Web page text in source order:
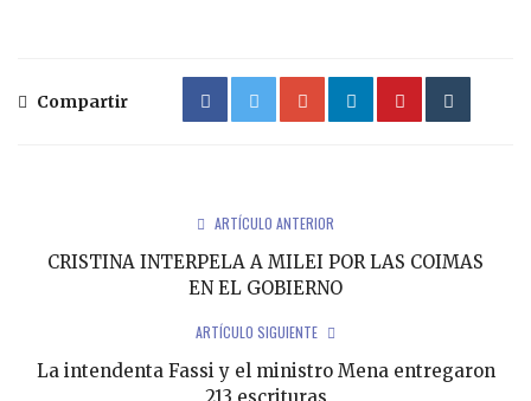
Compartir
ARTÍCULO ANTERIOR
CRISTINA INTERPELA A MILEI POR LAS COIMAS
EN EL GOBIERNO
ARTÍCULO SIGUIENTE
La intendenta Fassi y el ministro Mena entregaron